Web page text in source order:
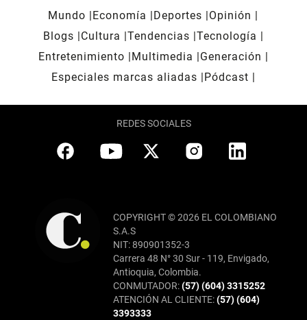
Mundo Economía Deportes
Opinión
Blogs
Cultura Tendencias Tecnología
Entretenimiento
Multimedia
Generación
Especiales marcas aliadas
Pódcast
REDES SOCIALES
COPYRIGHT © 2026 EL COLOMBIANO
S.A.S
NIT: 890901352-3
Carrera 48 N° 30 Sur - 119, Envigado,
Antioquia, Colombia.
CONMUTADOR:(57) (604) 3315252
ATENCIÓN AL CLIENTE:(57) (604)
3393333